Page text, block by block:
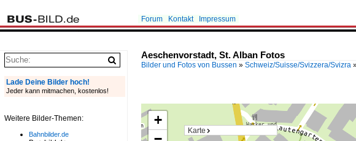
Forum Kontakt Impressum
Aeschenvorstadt, St. Alban Fotos
Bilder und Fotos von Bussen » Schweiz/Suisse/Svizzera/Svizra
Karte
+
Lade Deine Bilder hoch!
Jeder kann mitmachen, kostenlos!
Weitere Bilder-Themen:
Bahnbilder.de